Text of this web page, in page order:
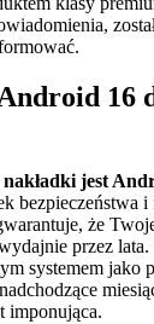
16
jest
bezpieczeństwa
że
przez
systemem jako
imponująca.